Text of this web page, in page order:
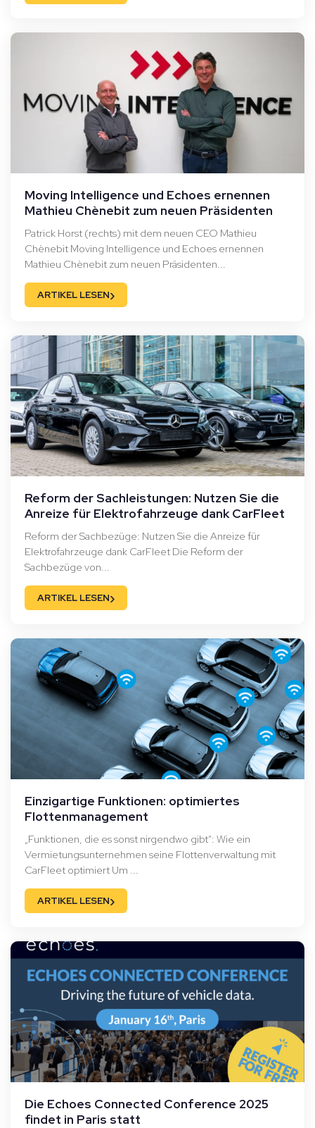
Moving Intelligence und Echoes ernennen
Mathieu Chènebit zum neuen Präsidenten
Patrick Horst (rechts) mit dem neuen CEO Mathieu
Chènebit Moving Intelligence und Echoes ernennen
Mathieu Chènebit zum neuen Präsidenten...
ARTIKEL LESEN›
Reform der Sachleistungen: Nutzen Sie die
Anreize für Elektrofahrzeuge dank CarFleet
Reform der Sachbezüge: Nutzen Sie die Anreize für
Elektrofahrzeuge dank CarFleet Die Reform der
Sachbezüge von...
ARTIKEL LESEN›
Einzigartige Funktionen: optimiertes
Flottenmanagement
„Funktionen, die es sonst nirgendwo gibt“: Wie ein
Vermietungsunternehmen seine Flottenverwaltung mit
CarFleet optimiert Um ...
ARTIKEL LESEN›
Die Echoes Connected Conference 2025
findet in Paris statt